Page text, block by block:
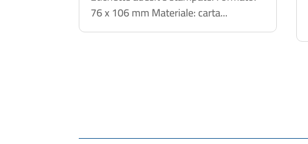
76 x 106 mm Materiale: carta...